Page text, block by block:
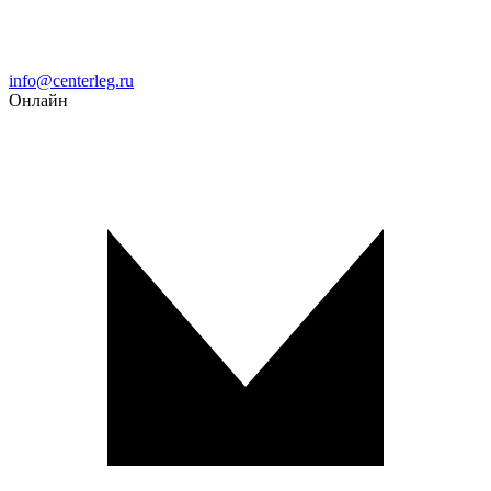
Email
info@centerleg.ru
Онлайн